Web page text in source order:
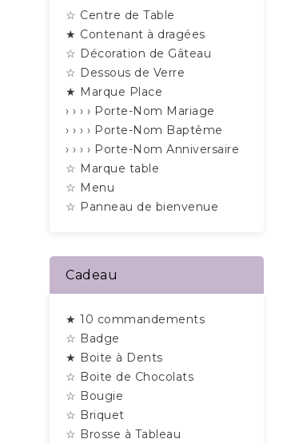
☆ Centre de Table
★ Contenant à dragées
☆ Décoration de Gâteau
☆ Dessous de Verre
★ Marque Place
› › › › Porte-Nom Mariage
› › › › Porte-Nom Baptême
› › › › Porte-Nom Anniversaire
☆ Marque table
☆ Menu
☆ Panneau de bienvenue
Cadeau
★ 10 commandements
☆ Badge
★ Boite à Dents
☆ Boite de Chocolats
☆ Bougie
☆ Briquet
☆ Brosse à Tableau